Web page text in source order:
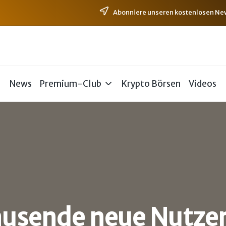
Abonniere unseren kostenlosen
News Premium-Club Krypto Börsen Videos
neue